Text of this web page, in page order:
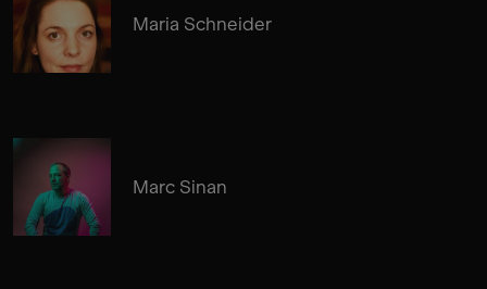
Maria Schneider
Marc Sinan